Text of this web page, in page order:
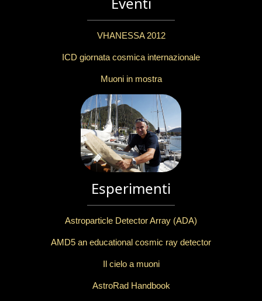
VHANESSA 2012
ICD giornata cosmica internazionale
Muoni in mostra
Esperimenti
Astroparticle Detector Array (ADA)
AMD5 an educational cosmic ray detector
Il cielo a muoni
AstroRad Handbook